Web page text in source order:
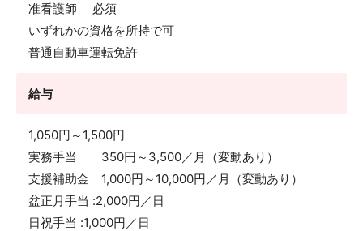
准看護師 必須
いずれかの資格を所持で可
普通自動車運転免許
給与
1,050円～1,500円
実務手当 350円～3,500／月（変動あり）
支援補助金 1,000円～10,000円／月（変動あり）
盆正月手当 :2,000円／日
日祝手当 :1,000円／日